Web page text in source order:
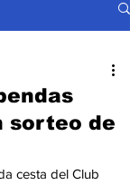
sorteo de
cesta del Club